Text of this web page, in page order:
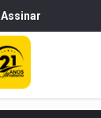
Assinar